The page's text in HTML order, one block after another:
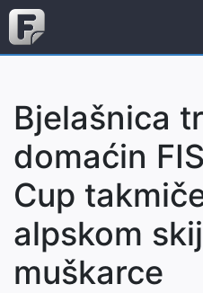
Bjelašnica
domaćin
Cup
alpskom
muškarce